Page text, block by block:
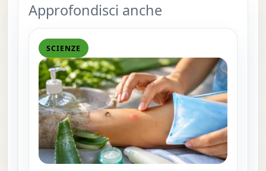
Approfondisci anche
SCIENZE